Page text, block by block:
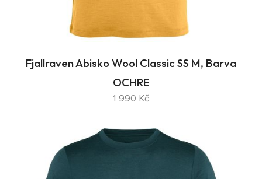
Fjallraven Abisko Wool Classic SS M, Barva
OCHRE
1 990 Kč